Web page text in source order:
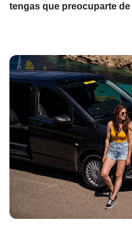
tengas que preocuparte